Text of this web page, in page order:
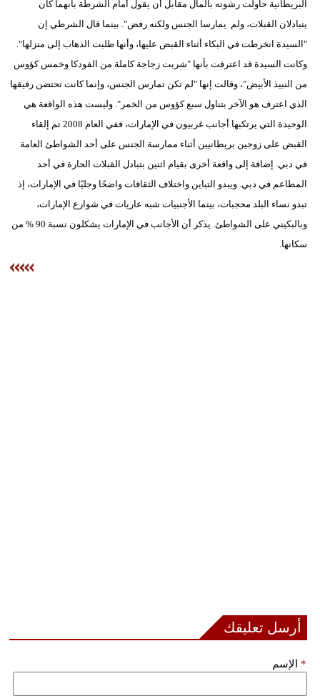
البريطانية حاولت رشوته بالمال مقابل أن يقول أمام الشرطة بأنهما كان
يتبادلان القبلات، ولم يمارسا الجنس ولكنه رفض". بينما قال الشرطي إن
"السيدة انخرطت في البكاء أثناء القبض عليها، وأنها طلبت الذهاب إلى منزلها".
وكانت السيدة قد اعترفت بأنها "شربت زجاجة كاملة من الفودكا وخمس كؤوس
من النبيذ الأبيض"، وقالت إنها "لم تكن تمارس الجنس، وإنما كانت تحتضن رفيقها
الذي اعترف هو الآخر بتناول سبع كؤوس من الخمر". وليست هذه الواقعة هي
الوحيدة التي يرتكبها أجانب غربيون في الإمارات، ففي العام 2008 تم إلقاء
القبض على زوجين بريطانيين أثناء ممارسة الجنس على أحد الشواطئ العامة
في دبي. إضافة إلى واقعة أخرى بقيام اثنين بتبادل القبلات الحارة في أحد
المطاعم في دبي. ويبدو التباين واختلاف الثقافات واضحًا وجليًا في الإمارات، إذ
تبدو نساء البلد محجبات، بينما الأجنبيات شبه عاريات في شوارع الإمارات،
وبالبكيني على الشواطئ. يذكر أن الأجانب في الإمارات يشكلون نسبة 90 % من
سكانها.
أرسل تعليقك
الإسم *